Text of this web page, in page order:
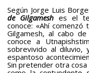
Según Jorge Luis
de Gilgamesh es el
conoce: «Ahí comenzó
Gilgamesh, al cabo
conoce a
sobrevivido al diluvio,
espantoso
Sin pretender otra